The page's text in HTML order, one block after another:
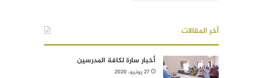
أخر المقالات
أخبار سارة لكافة المدرسين
27 يونيو، 2020